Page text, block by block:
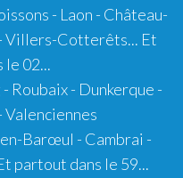
- Laon - Château-
Villers-Cotterêts... Et
le 02...
- Roubaix- Dunkerque -
Valenciennes
Barœul - Cambrai -
partout dans le 59...